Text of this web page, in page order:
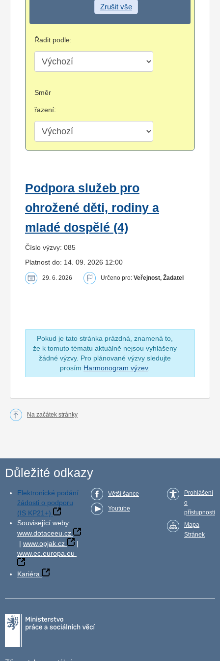
Zrušit vše
Řadit podle:
Směr
řazení:
Podpora služeb pro
ohrožené děti, rodiny a
mladé dospělé (4)
Číslo výzvy: 085
Platnost do: 14. 09. 2026 12:00
29. 6. 2026 Určeno pro: Veřejnost, Žadatel
Pokud je tato stránka prázdná, znamená to,
že k tomuto tématu aktuálně nejsou vyhlášeny
žádné výzvy. Pro plánované výzvy sledujte
prosím Harmonogram výzev.
Na začátek stránky
Důležité odkazy
Elektronické podání
žádosti o podporu
(IS KP21+)
Související weby:
www.dotaceeu.cz
| www.opjak.cz
|
www.ec.europa.eu
Kariéra
Větší šance
Youtube
Prohlášení
o
přístupnosti
Mapa
Stránek